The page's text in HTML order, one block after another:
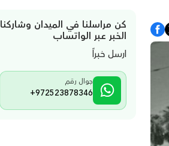
كن مراسلنا في الميدان وشاركنا
الخبر عبر الواتساب
ارسل خبراً
جوال رقم
+972523878346